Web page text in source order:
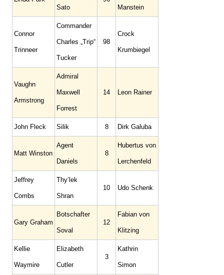
Sato Manstein
Connor
Trinneer
Commander
Charles „Trip“
Tucker
98
Crock
Krumbiegel
Vaughn
Armstrong
Admiral
Maxwell
Forrest
14 Leon Rainer
John Fleck Silik 8 Dirk Galuba
Matt Winston
Agent
Daniels
8
Hubertus von
Lerchenfeld
Jeffrey
Combs
Thy’lek
Shran
10 Udo Schenk
Gary Graham
Botschafter
Soval
12
Fabian von
Klitzing
Kellie
Waymire
Elizabeth
Cutler
3
Kathrin
Simon